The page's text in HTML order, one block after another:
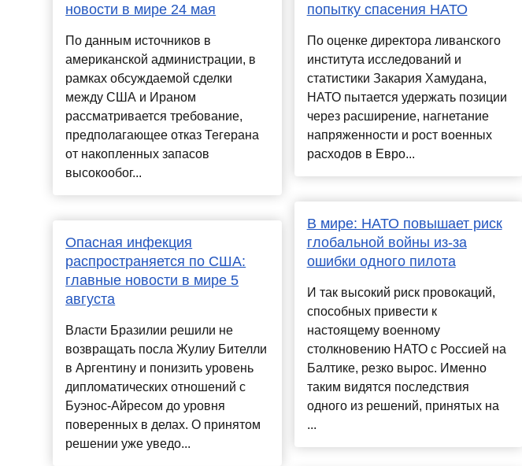
новости в мире 24 мая
По данным источников в
американской администрации, в
рамках обсуждаемой сделки
между США и Ираном
рассматривается требование,
предполагающее отказ Тегерана
от накопленных запасов
высокообог...
Опасная инфекция
распространяется по США:
главные новости в мире 5
августа
Власти Бразилии решили не
возвращать посла Жулиу Бителли
в Аргентину и понизить уровень
дипломатических отношений с
Буэнос-Айресом до уровня
поверенных в делах. О принятом
решении уже уведо...
попытку спасения НАТО
По оценке директора ливанского
института исследований и
статистики Закария Хамудана,
НАТО пытается удержать позиции
через расширение, нагнетание
напряженности и рост военных
расходов в Евро...
В мире: НАТО повышает риск
глобальной войны из-за
ошибки одного пилота
И так высокий риск провокаций,
способных привести к
настоящему военному
столкновению НАТО с Россией на
Балтике, резко вырос. Именно
таким видятся последствия
одного из решений, принятых на
...